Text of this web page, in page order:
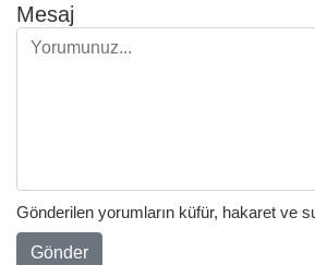
Mesaj
Gönderilen yorumların küfür, hakaret ve
Gönder